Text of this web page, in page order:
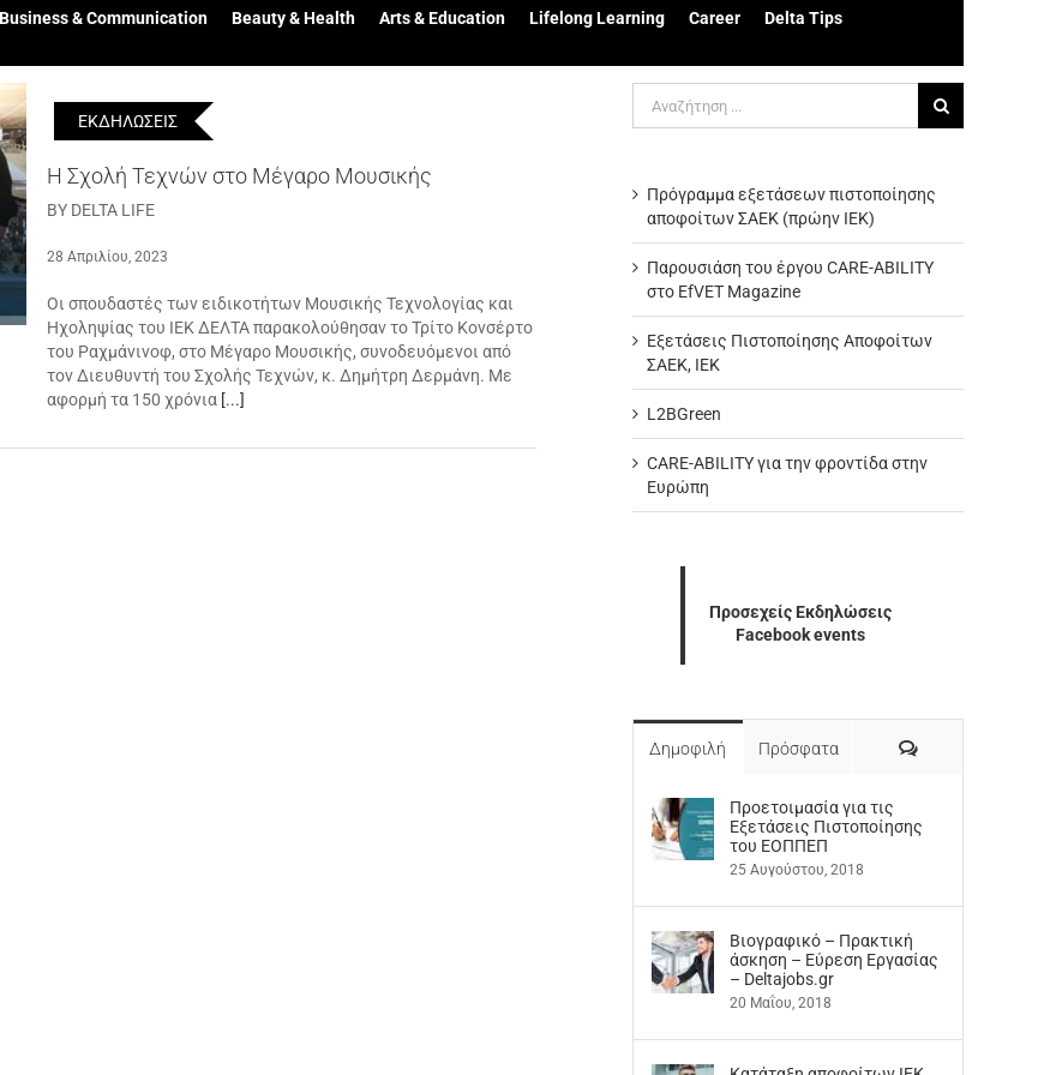
Business & Communication Beauty & Health Arts & Education Lifelong Learning Career Delta Tips
ΕΚΔΗΛΩΣΕΙΣ
Η Σχολή Τεχνών στο Μέγαρο Μουσικής
BY DELTA LIFE
28 Απριλίου, 2023
Οι σπουδαστές των ειδικοτήτων Μουσικής Τεχνολογίας και
Ηχοληψίας του ΙΕΚ ΔΕΛΤΑ παρακολούθησαν το Τρίτο Κονσέρτο
του Ραχμάνινοφ, στο Μέγαρο Μουσικής, συνοδευόμενοι από
τον Διευθυντή του Σχολής Τεχνών, κ. Δημήτρη Δερμάνη. Με
αφορμή τα 150 χρόνια [...]
για:
Πρόγραμμα εξετάσεων πιστοποίησης
αποφοίτων ΣΑΕΚ (πρώην ΙΕΚ)
Παρουσιάση του έργου CARE-ABILITY
στο EfVET Magazine
Εξετάσεις Πιστοποίησης Αποφοίτων
ΣΑΕΚ, ΙΕΚ
L2BGreen
CARE-ABILITY για την φροντίδα στην
Ευρώπη
Προσεχείς Εκδηλώσεις
Facebook events
Δημοφιλή Πρόσφατα Σχόλια
Προετοιμασία για τις
Εξετάσεις Πιστοποίησης
του ΕΟΠΠΕΠ
25 Αυγούστου, 2018
Βιογραφικό – Πρακτική
άσκηση – Εύρεση Εργασίας
– Deltajobs.gr
20 Μαΐου, 2018